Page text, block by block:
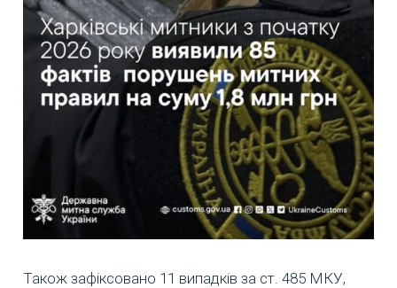
Також зафіксовано 11 випадків за ст. 485 МКУ,